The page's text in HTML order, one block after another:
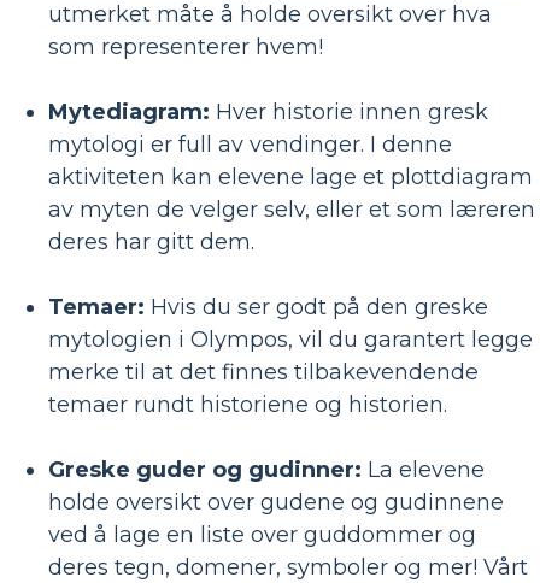
utmerket måte å holde oversikt over hva
som representerer hvem!
Mytediagram: Hver historie innen gresk
mytologi er full av vendinger. I denne
aktiviteten kan elevene lage et plottdiagram
av myten de velger selv, eller et som læreren
deres har gitt dem.
Temaer: Hvis du ser godt på den greske
mytologien i Olympos, vil du garantert legge
merke til at det finnes tilbakevendende
temaer rundt historiene og historien.
Greske guder og gudinner: La elevene
holde oversikt over gudene og gudinnene
ved å lage en liste over guddommer og
deres tegn, domener, symboler og mer! Vårt